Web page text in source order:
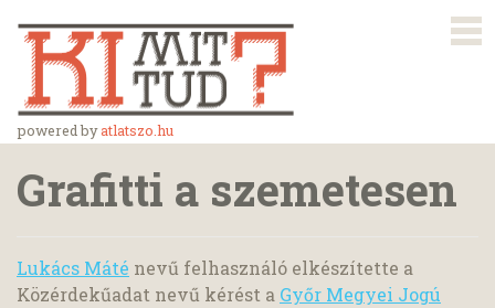
powered byatlatszo.hu
Grafitti a szemetesen
Lukács Máté nevű felhasználó elkészítette a
Közérdekűadat nevű kérést a Győr Megyei Jogú